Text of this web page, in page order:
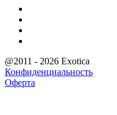
@2011 - 2026 Exotica
Конфиденциальность
Оферта